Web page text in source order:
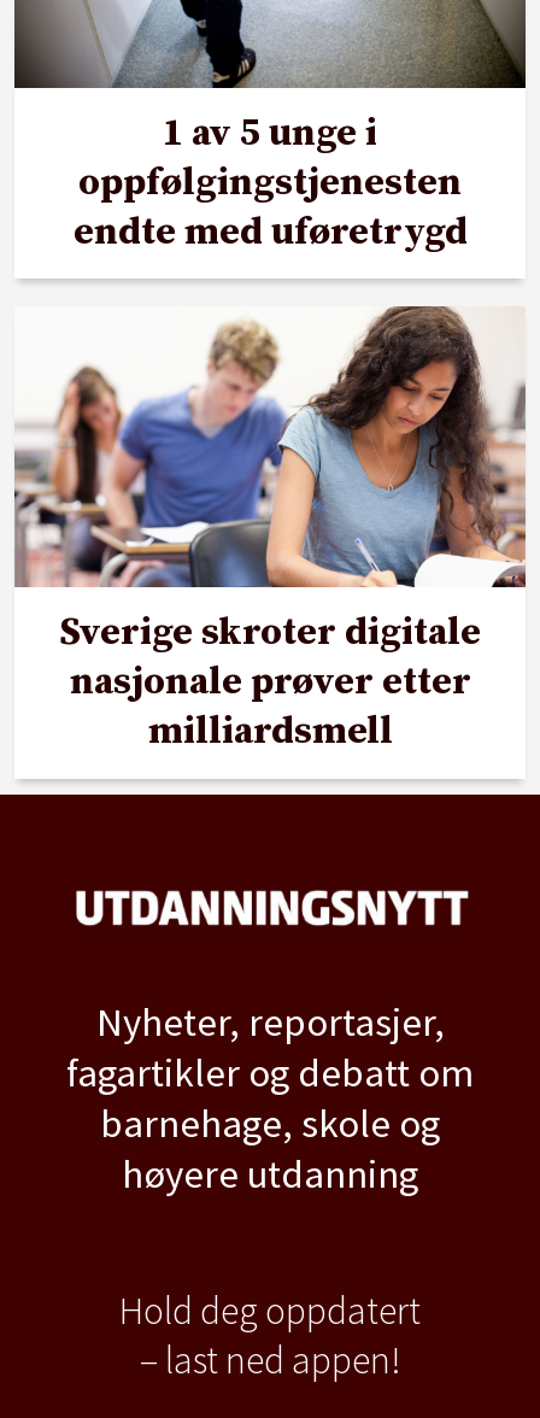
1 av 5 unge i
oppfølgingstjenesten
endte med uføretrygd
Sverige skroter digitale
nasjonale prøver etter
milliardsmell
Nyheter, reportasjer,
fagartikler og debatt om
barnehage, skole og
høyere utdanning
Hold deg oppdatert
– last ned appen!